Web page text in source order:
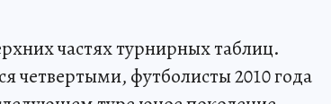
частях турнирных таблиц.
четвертыми, футболисты 2010 года